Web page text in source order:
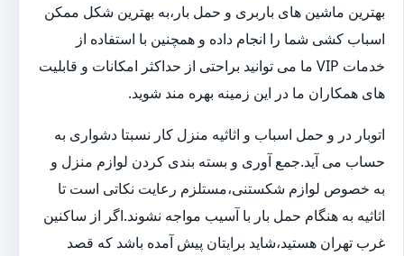
بهترین ماشین های باربری و حمل بار،به بهترین شکل ممکن
اسباب کشی شما را انجام داده و همچنین با استفاده از
خدمات VIP ما می توانید براحتی از حداکثر امکانات و قابلیت
های همکاران ما در این زمینه بهره مند شوید.
اتوبار در و حمل اسباب و اثاثیه منزل کار نسبتا دشواری به
حساب می آید.جمع آوری و بسته بندی کردن لوازم منزل و
به خصوص لوازم شکستنی،مستلزم رعایت نکاتی است تا
اثاثیه به هنگام حمل بار با آسیب مواجه نشوند.اگر از ساکنین
غرب تهران هستید،شاید برایتان پیش آمده باشد که قصد